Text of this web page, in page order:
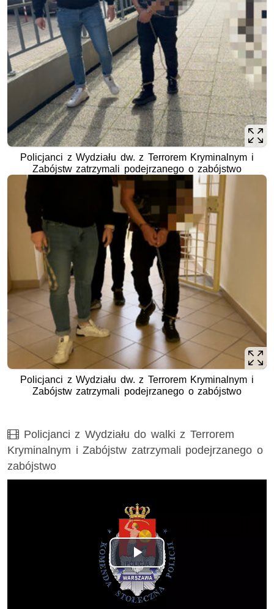
Policjanci z Wydziału dw. z Terrorem Kryminalnym i
Zabójstw zatrzymali podejrzanego o zabójstwo
Policjanci z Wydziału dw. z Terrorem Kryminalnym i
Zabójstw zatrzymali podejrzanego o zabójstwo
Film
Policjanci z Wydziału do walki z Terrorem
Kryminalnym i Zabójstw zatrzymali podejrzanego o
zabójstwo
Odtwórz
wideo